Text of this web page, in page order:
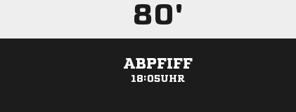
80'
ABPFIFF
18:05UHR